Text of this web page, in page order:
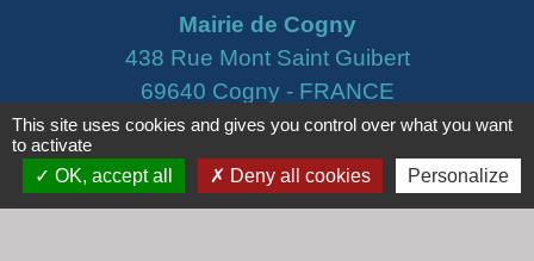
Mairie de Cogny
438 Rue Mont Saint Guibert
69640 Cogny - FRANCE
+33 4 74 67 30 55
Contact par formulaire
This site uses cookies and gives you control over what you want
to activate
OK, accept all
Deny all cookies Personalize